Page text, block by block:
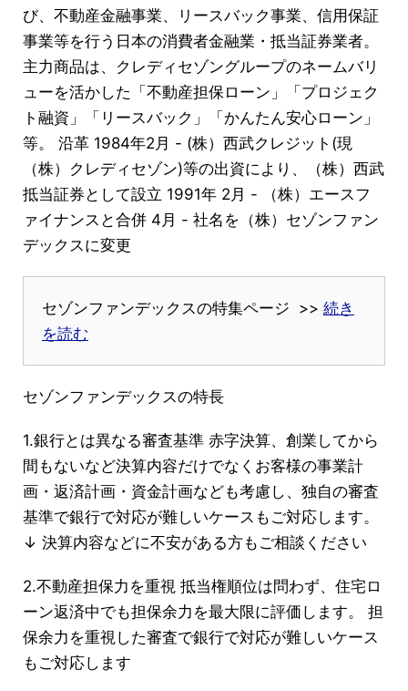
び、不動産金融事業、リースバック事業、信用保証
事業等を行う日本の消費者金融業・抵当証券業者。
主力商品は、クレディセゾングループのネームバリ
ューを活かした「不動産担保ローン」「プロジェク
ト融資」「リースバック」「かんたん安心ローン」
等。 沿革 1984年2月 - (株）西武クレジット(現
（株）クレディセゾン)等の出資により、（株）西武
抵当証券として設立 1991年 2月 - （株）エースフ
ァイナンスと合併 4月 - 社名を（株）セゾンファン
デックスに変更
セゾンファンデックスの特集ページ >> 続き
を読む
セゾンファンデックスの特長
1.銀行とは異なる審査基準 赤字決算、創業してから
間もないなど決算内容だけでなくお客様の事業計
画・返済計画・資金計画なども考慮し、独自の審査
基準で銀行で対応が難しいケースもご対応します。
↓ 決算内容などに不安がある方もご相談ください
2.不動産担保力を重視 抵当権順位は問わず、住宅ロ
ーン返済中でも担保余力を最大限に評価します。 担
保余力を重視した審査で銀行で対応が難しいケース
もご対応します